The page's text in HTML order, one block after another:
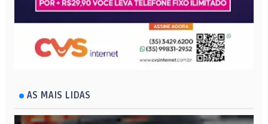
AS MAIS LIDAS